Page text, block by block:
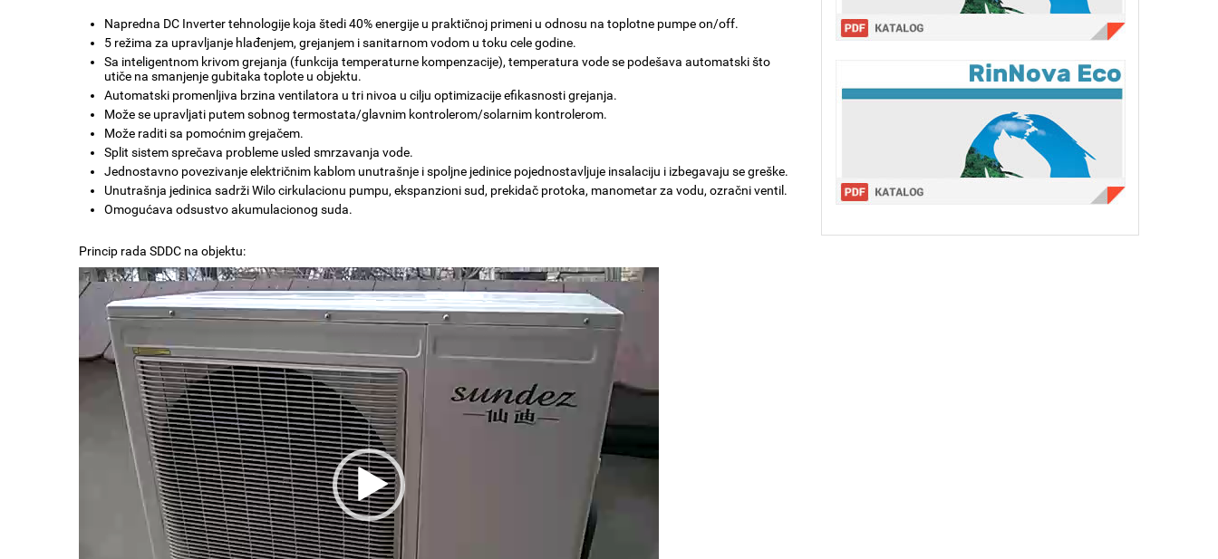
Napredna DC Inverter tehnologije koja štedi 40% energije u praktičnoj primeni u odnosu na toplotne pumpe on/off.
5 režima za upravljanje hlađenjem, grejanjem i sanitarnom vodom u toku cele godine.
Sa inteligentnom krivom grejanja (funkcija temperaturne kompenzacije), temperatura vode se podešava automatski što
utiče na smanjenje gubitaka toplote u objektu.
Automatski promenljiva brzina ventilatora u tri nivoa u cilju optimizacije efikasnosti grejanja.
Može se upravljati putem sobnog termostata/glavnim kontrolerom/solarnim kontrolerom.
Može raditi sa pomoćnim grejačem.
Split sistem sprečava probleme usled smrzavanja vode.
Jednostavno povezivanje električnim kablom unutrašnje i spoljne jedinice pojednostavljuje insalaciju i izbegavaju se greške.
Unutrašnja jedinica sadrži Wilo cirkulacionu pumpu, ekspanzioni sud, prekidač protoka, manometar za vodu, ozračni ventil.
Omogućava odsustvo akumulacionog suda.
Princip rada SDDC na objektu:
Прегледач
видео
записа